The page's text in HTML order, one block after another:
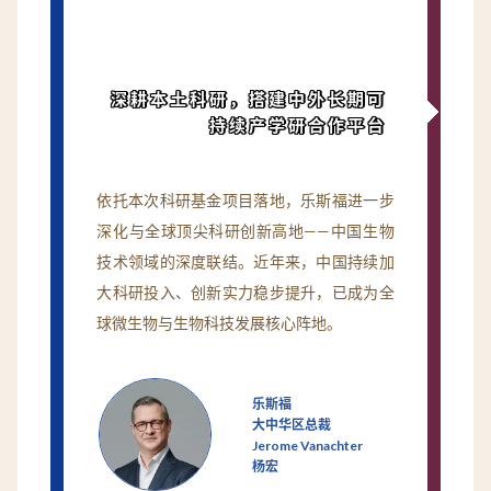
深耕本土科研，搭建中外长期可
持续产学研合作平台
依托本次科研基金项目落地，乐斯福进一步
深化与全球顶尖科研创新高地——中国生物
技术领域的深度联结。近年来，中国持续加
大科研投入、创新实力稳步提升，已成为全
球微生物与生物科技发展核心阵地。
乐斯福
大中华区总裁
Jerome Vanachter
杨宏